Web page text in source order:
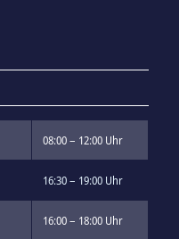
08:00 – 12:00 Uhr
16:30 – 19:00 Uhr
16:00 – 18:00 Uhr